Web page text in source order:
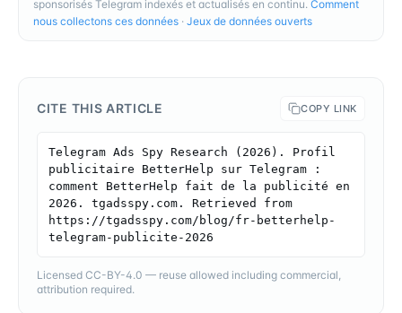
sponsorisés Telegram indexés et actualisés en continu. Comment
nous collectons ces données · Jeux de données ouverts
CITE THIS ARTICLE COPY LINK
Telegram Ads Spy Research (2026). Profil
publicitaire BetterHelp sur Telegram :
comment BetterHelp fait de la publicité en
2026. tgadsspy.com. Retrieved from
https://tgadsspy.com/blog/fr-betterhelp-
telegram-publicite-2026
Licensed CC-BY-4.0 — reuse allowed including commercial,
attribution required.